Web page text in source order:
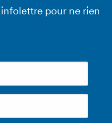
pour ne rien